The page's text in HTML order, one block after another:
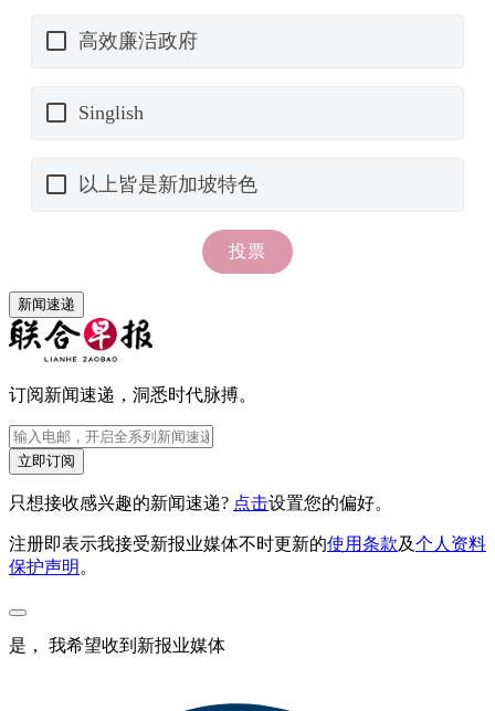
新闻速递
订阅新闻速递，洞悉时代脉搏。
立即订阅
只想接收感兴趣的新闻速递? 点击设置您的偏好。
注册即表示我接受新报业媒体不时更新的使用条款及个人资料
保护声明 。
是， 我希望收到新报业媒体